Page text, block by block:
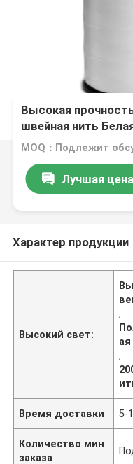
Высокая
швейная нить
Лучшая цена
Характер продукции
Высокий свет:
,
ая
,
Время доставки 5-
Количество мин
заказа